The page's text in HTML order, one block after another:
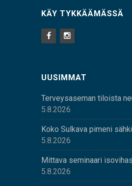
KÄY TYKKÄÄMÄSSÄ
UUSIMMAT
Terveysaseman tiloista
5.8.2026
Koko Sulkava pimeni
5.8.2026
Mittava seminaari
5.8.2026